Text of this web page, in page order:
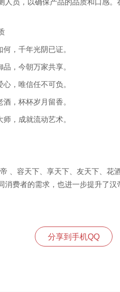
人员，以确保产品的品质和口感
，千年光阴已证。
，今朝万家共享。
，唯信任不可负。
，杯杯岁月留香。
，成就流动艺术。
、容天下、享天下、友天下、花
消费者的需求，也进一步提升了汉
分享到手机QQ